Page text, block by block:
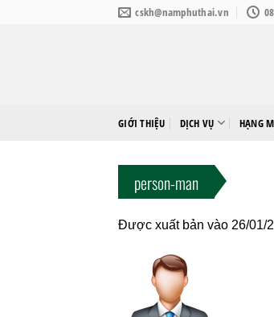
cskh@namphuthai.vn
GIỚI THIỆU DỊCH VỤ HẠNG
person-man
Được xuất bản vào 26/01/